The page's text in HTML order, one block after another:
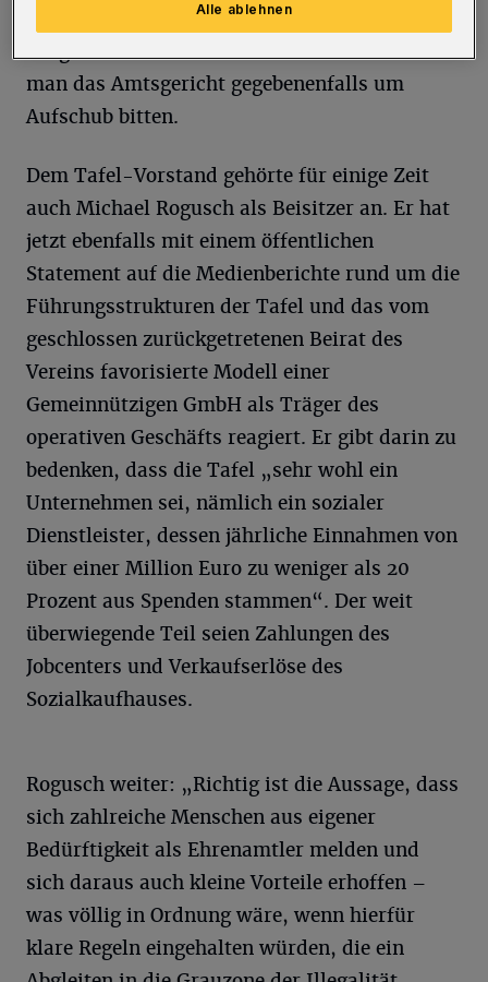
digitales Format sei mit Blick auf den
Mitgliederkreis nicht machbar. Deshalb wolle
man das Amtsgericht gegebenenfalls um
Aufschub bitten.
Dem Tafel-Vorstand gehörte für einige Zeit
auch Michael Rogusch als Beisitzer an. Er hat
jetzt ebenfalls mit einem öffentlichen
Statement auf die Medienberichte rund um die
Führungsstrukturen der Tafel und das vom
geschlossen zurückgetretenen Beirat des
Vereins favorisierte Modell einer
Gemeinnützigen GmbH als Träger des
operativen Geschäfts reagiert. Er gibt darin zu
bedenken, dass die Tafel „sehr wohl ein
Unternehmen sei, nämlich ein sozialer
Dienstleister, dessen jährliche Einnahmen von
über einer Million Euro zu weniger als 20
Prozent aus Spenden stammen“. Der weit
überwiegende Teil seien Zahlungen des
Jobcenters und Verkaufserlöse des
Sozialkaufhauses.
Rogusch weiter: „Richtig ist die Aussage, dass
sich zahlreiche Menschen aus eigener
Bedürftigkeit als Ehrenamtler melden und
sich daraus auch kleine Vorteile erhoffen –
was völlig in Ordnung wäre, wenn hierfür
klare Regeln eingehalten würden, die ein
Alle ablehnen